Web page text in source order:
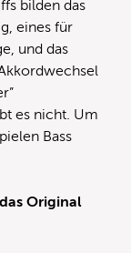
bilden das
eines für
und das
es nicht. Um
Bass
Original